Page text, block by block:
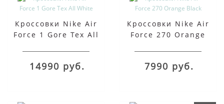
Кроссовки Nike Air
Force 1 Gore Tex All
14990 руб.
Кроссовки Nike Air
Force 270 Orange
7990 руб.